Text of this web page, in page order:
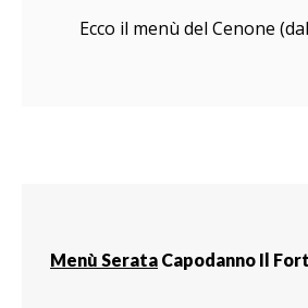
Ecco il menù del Cenone
Menù Serata Capodanno Il